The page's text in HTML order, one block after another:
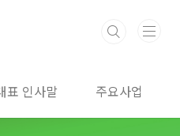
표 인사말 주요사업